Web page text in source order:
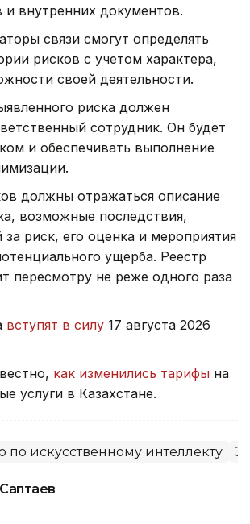
и внутренних документов.
связи смогут определять
рисков с учетом характера,
своей деятельности.
риска должен
сотрудник. Он будет
и обеспечивать выполнение
должны отражаться описание
возможные последствия,
риск, его оценка и мероприятия
ущерба. Реестр
пересмотру не реже одного раза
вступят в силу 17 августа 2026
как изменились тарифы на
услуги в Казахстане.
по искусственному интеллекту